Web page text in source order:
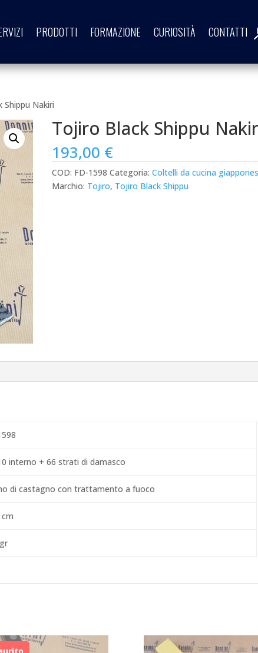
PRODOTTI FORMAZIONE CURIOSITÀ CONTATTI
Nakiri
Tojiro Black Shippu
193,00 €
COD: FD-1598 Categoria:Coltelli da cucina
Marchio: Tojiro, Tojiro Black Shippu
interno + 66 strati di damasco
di castagno con trattamento a fuoco